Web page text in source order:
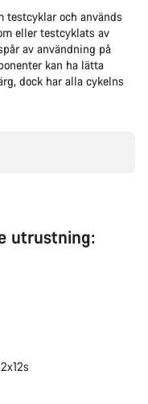
testcyklar och används
eller testcyklats av
av användning på
kan ha lätta
dock har alla cykelns
utrustning: